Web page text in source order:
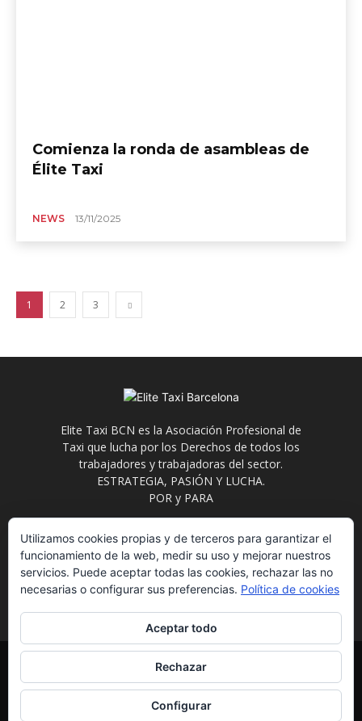
Comienza la ronda de asambleas de
Élite Taxi
NEWS 13/11/2025
1 2 3
Elite Taxi BCN es la Asociación Profesional de
Taxi que lucha por los Derechos de todos los
trabajadores y trabajadoras del sector.
ESTRATEGIA, PASIÓN Y LUCHA.
POR y PARA
Contáctanos: info@elitetaxi.taxi
Elite Social
Eliminación de datos
Estatutos
Utilizamos cookies propias y de terceros para garantizar el
funcionamiento de la web, medir su uso y mejorar nuestros
servicios. Puede aceptar todas las cookies, rechazar las no
necesarias o configurar sus preferencias. Política de cookies
Aceptar todo
Rechazar
Configurar